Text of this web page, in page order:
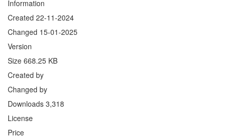
Information
Created 22-11-2024
Changed 15-01-2025
Version
Size 668.25 KB
Created by
Changed by
Downloads 3,318
License
Price